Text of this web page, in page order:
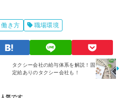
働き方 職場環境
タクシー会社の給与体系を解説！固
定給ありのタクシー会社も！